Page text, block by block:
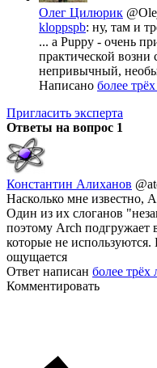
Олег Цилюрик
kloppspb: ну, там и
... а Puppy - очень
практической
непривычный,
Написано более
Пригласить эксперта
Ответы на вопрос 1
Константин Алиханов
Насколько мне известно,
Один из их слоганов
поэтому Arch подгружает
которые не
ощущается
Ответ написан более трёх
Комментировать